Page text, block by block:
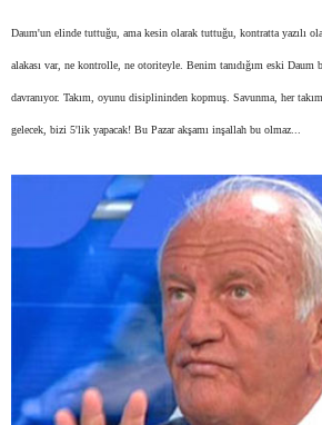
Daum'un elinde tuttuğu, ama kesin olarak tuttuğu, kontratta yazılı
alakası var, ne kontrolle, ne otoriteyle. Benim tanıdığım eski
davranıyor. Takım, oyunu disiplininden kopmuş. Savunma, her
gelecek, bizi 5'lik yapacak! Bu Pazar akşamı inşallah bu olmaz...